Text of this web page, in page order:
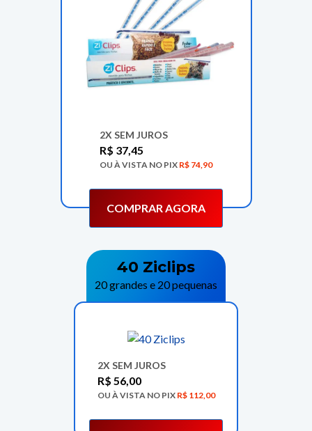
2X SEM JUROS
R$ 37,45
OU À VISTA NO PIX R$ 74,90
COMPRAR AGORA
40 Ziclips
20 grandes e 20 pequenas
2X SEM JUROS
R$ 56,00
OU À VISTA NO PIX R$112,00